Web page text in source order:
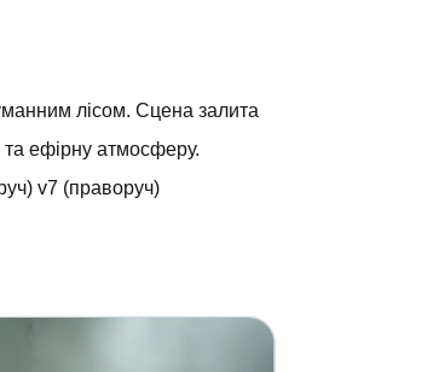
лісом. Сцена залита
та ефірну атмосферу.
v7 (праворуч)